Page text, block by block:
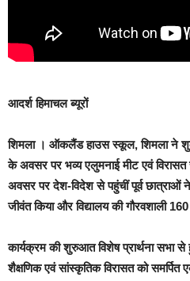
आदर्श हिमाचल ब्यूरों
शिमला। ऑकलैंड हाउस स्कूल, शिमला ने
के अवसर पर भव्य एलुमनाई मीट एवं
अवसर पर देश-विदेश से पहुंचीं पूर्व छात्राओं
जीवंत किया और विद्यालय की गौरवशाली 160
कार्यक्रम की शुरुआत विशेष प्रार्थना सभा से
शैक्षणिक एवं सांस्कृतिक विरासत को